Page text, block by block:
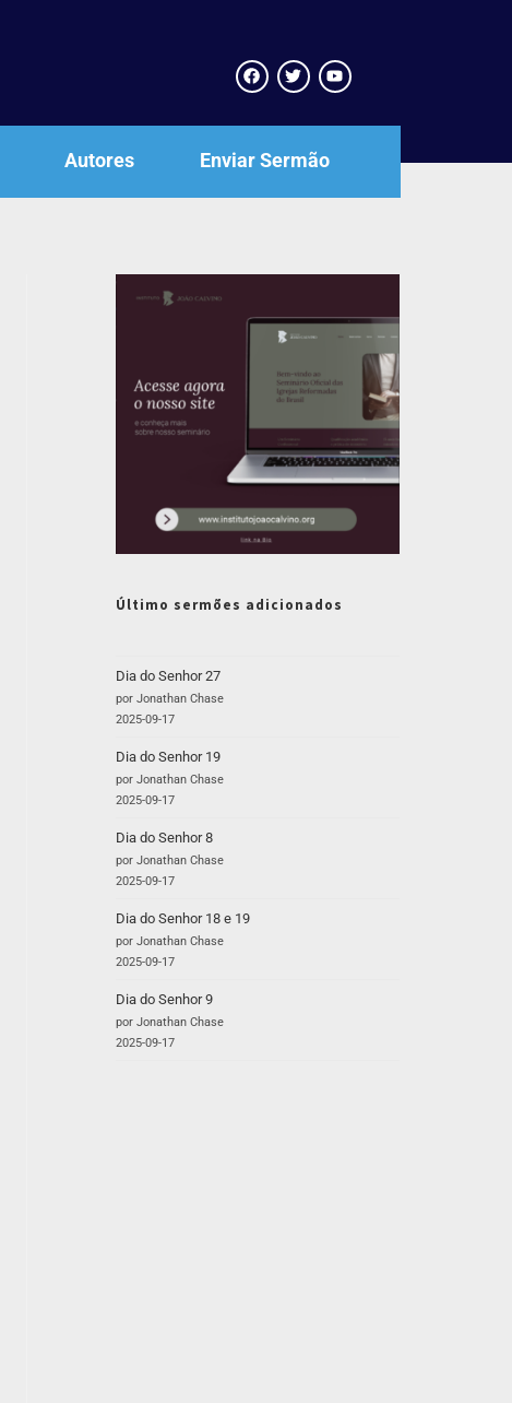
Autores Enviar Sermão
Último sermões adicionados
Dia do Senhor 27
por Jonathan Chase
2025-09-17
Dia do Senhor 19
por Jonathan Chase
2025-09-17
Dia do Senhor 8
por Jonathan Chase
2025-09-17
Dia do Senhor 18 e 19
por Jonathan Chase
2025-09-17
Dia do Senhor 9
por Jonathan Chase
2025-09-17